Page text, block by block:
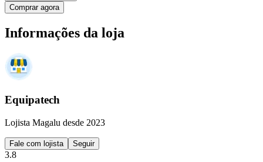
Comprar agora
Informações da loja
Equipatech
Lojista Magalu desde 2023
Fale com lojista Seguir
3.8